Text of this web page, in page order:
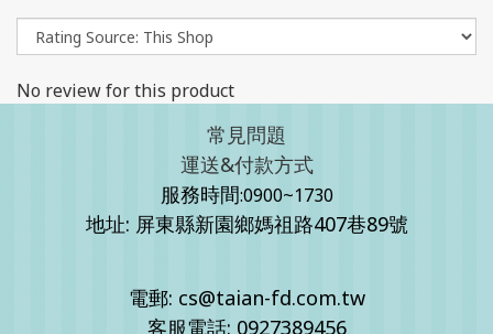
No review for this product
常見問題
運送&付款方式
服務時間:0900~1730
地址: 屏東縣新園鄉媽祖路407巷89號
電郵: cs@taian-fd.com.tw
客服電話: 0927389456